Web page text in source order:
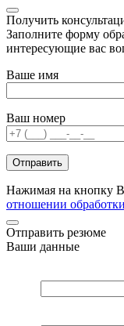
Получить
Заполните форму
интересующие вас
Ваше имя
Ваш номер
Нажимая на кнопку
отношении
Отправить резюме
Ваши данные